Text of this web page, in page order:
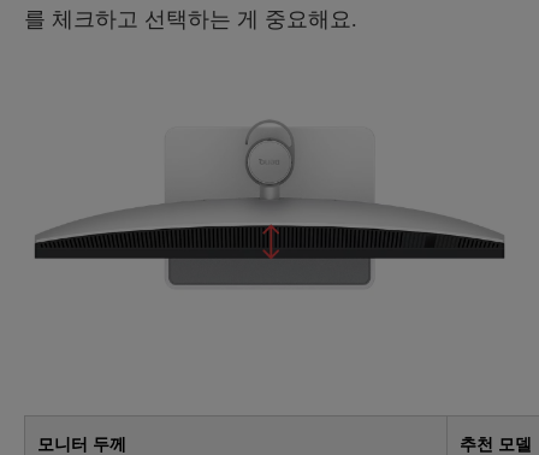
를 체크하고 선택하는 게 중요해요.
모니터 두께 추천 모델